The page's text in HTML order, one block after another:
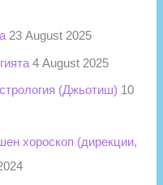
23 August 2025
4 August 2025
(Джьотиш) 10
хороскоп (дирекции,